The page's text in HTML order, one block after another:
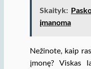
Skaityk:
įmanoma
Nežinote, kaip
įmonę? Viskas